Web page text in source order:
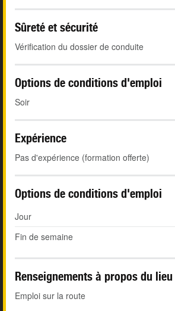
Sûreté et sécurité
Vérification du dossier de conduite
Options de conditions d'emploi
Soir
Expérience
Pas d'expérience (formation offerte)
Options de conditions d'emploi
Jour
Fin de semaine
Renseignements à propos du
Emploi sur la route